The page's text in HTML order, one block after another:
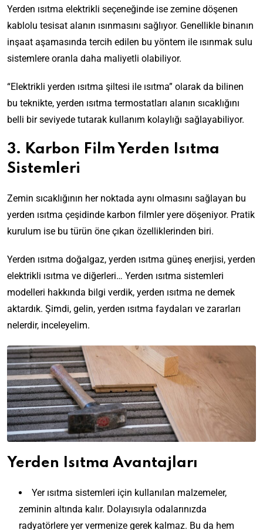
Yerden ısıtma elektrikli seçeneğinde ise zemine döşenen
kablolu tesisat alanın ısınmasını sağlıyor. Genellikle binanın
inşaat aşamasında tercih edilen bu yöntem ile ısınmak sulu
sistemlere oranla daha maliyetli olabiliyor.
“Elektrikli yerden ısıtma şiltesi ile ısıtma” olarak da bilinen
bu teknikte, yerden ısıtma termostatları alanın sıcaklığını
belli bir seviyede tutarak kullanım kolaylığı sağlayabiliyor.
3. Karbon Film Yerden Isıtma
Sistemleri
Zemin sıcaklığının her noktada aynı olmasını sağlayan bu
yerden ısıtma çeşidinde karbon filmler yere döşeniyor. Pratik
kurulum ise bu türün öne çıkan özelliklerinden biri.
Yerden ısıtma doğalgaz, yerden ısıtma güneş enerjisi, yerden
elektrikli ısıtma ve diğerleri… Yerden ısıtma sistemleri
modelleri hakkında bilgi verdik, yerden ısıtma ne demek
aktardık. Şimdi, gelin, yerden ısıtma faydaları ve zararları
nelerdir, inceleyelim.
Yerden Isıtma Avantajları
Yer ısıtma sistemleri için kullanılan malzemeler,
zeminin altında kalır. Dolayısıyla odalarınızda
radyatörlere yer vermenize gerek kalmaz. Bu da hem